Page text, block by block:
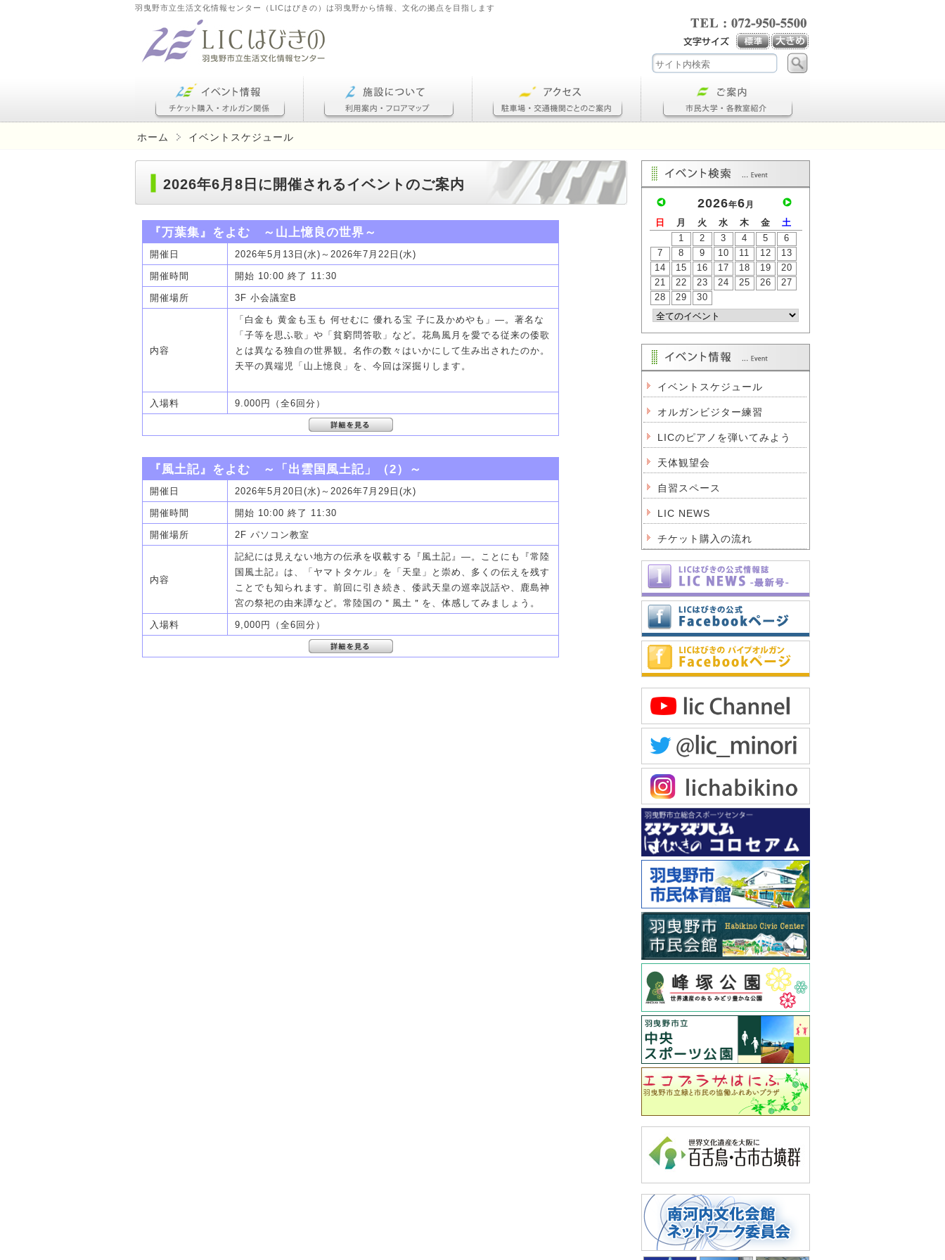
羽曳野市立生活文化情報センター（LICはびきの）は羽曳野から情報、文化の拠点を目指します
ホーム イベントスケジュール
2026年6月8日に開催されるイベントのご案内
『万葉集』をよむ ～山上憶良の世界～
開催日 2026年5月13日(水)～2026年7月22日(水)
開催時間 開始 10:00 終了 11:30
開催場所 3F 小会議室B
内容
「白金も 黄金も玉も 何せむに 優れる宝 子に及かめやも」―。著名な
「子等を思ふ歌」や「貧窮問答歌」など。花鳥風月を愛でる従来の倭歌
とは異なる独自の世界観。名作の数々はいかにして生み出されたのか。
天平の異端児「山上憶良」を、今回は深掘りします。
入場料 9.000円（全6回分）
『風土記』をよむ ～「出雲国風土記」（2）～
開催日 2026年5月20日(水)～2026年7月29日(水)
開催時間 開始 10:00 終了 11:30
開催場所 2F パソコン教室
内容
記紀には見えない地方の伝承を収載する『風土記』―。ことにも『常陸
国風土記』は、「ヤマトタケル」を「天皇」と崇め、多くの伝えを残す
ことでも知られます。前回に引き続き、倭武天皇の巡幸説話や、鹿島神
宮の祭祀の由来譚など。常陸国の＂風土＂を、体感してみましょう。
入場料 9,000円（全6回分）
2026年6月
日
月 火 水 木 金
土
1
2 3 4 5
6
7
8 9 10 11 12
13
14
15 16 17 18 19
20
21
22 23 24 25 26
27
28
29 30
イベントスケジュール
オルガンビジター練習
LICのピアノを弾いてみよう
天体観望会
自習スペース
LIC NEWS
チケット購入の流れ